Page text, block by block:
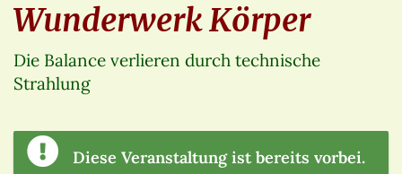
Wunderwerk Körper
Die Balance verlieren durch technische
Strahlung
Diese Veranstaltung ist bereits vorbei.